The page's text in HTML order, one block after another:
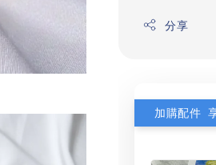
分享
加購配件